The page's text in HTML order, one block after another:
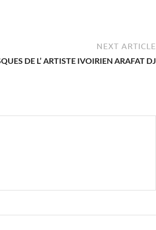
NEXT ARTICLE
DE L’ ARTISTE IVOIRIEN ARAFAT DJ